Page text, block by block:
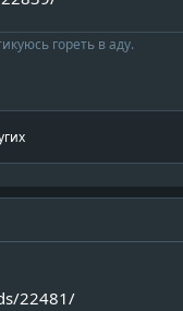
гореть в аду.
22481/